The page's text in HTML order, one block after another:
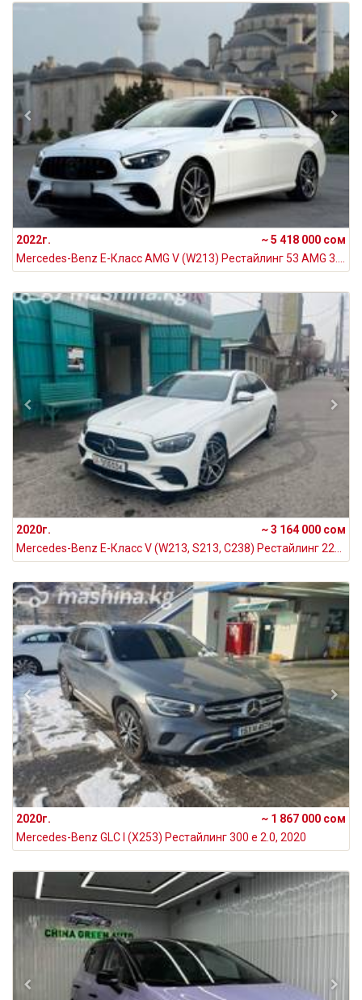
2022г.
~ 5 418 000 сом
2020г.
~ 3 164 000 сом
2020г.
~ 1 867 000 сом
Mercedes-Benz GLC I (X253) Рестайлинг 300 e 2.0, 2020